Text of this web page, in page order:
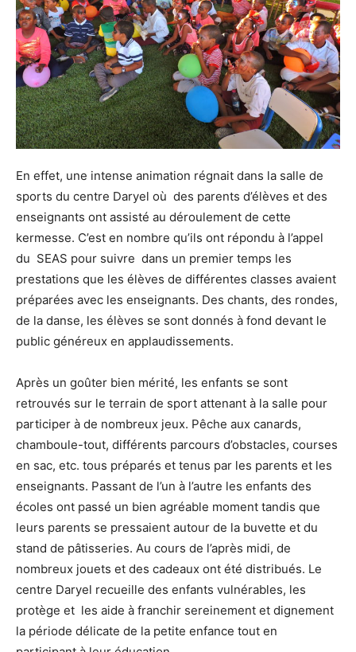
En effet, une intense animation régnait dans la salle de
sports du centre Daryel où des parents d’élèves et des
enseignants ont assisté au déroulement de cette
kermesse. C’est en nombre qu’ils ont répondu à l’appel
du SEAS pour suivre dans un premier temps les
prestations que les élèves de différentes classes avaient
préparées avec les enseignants. Des chants, des rondes,
de la danse, les élèves se sont donnés à fond devant le
public généreux en applaudissements.
Après un goûter bien mérité, les enfants se sont
retrouvés sur le terrain de sport attenant à la salle pour
participer à de nombreux jeux. Pêche aux canards,
chamboule-tout, différents parcours d’obstacles, courses
en sac, etc. tous préparés et tenus par les parents et les
enseignants. Passant de l’un à l’autre les enfants des
écoles ont passé un bien agréable moment tandis que
leurs parents se pressaient autour de la buvette et du
stand de pâtisseries. Au cours de l’après midi, de
nombreux jouets et des cadeaux ont été distribués. Le
centre Daryel recueille des enfants vulnérables, les
protège et les aide à franchir sereinement et dignement
la période délicate de la petite enfance tout en